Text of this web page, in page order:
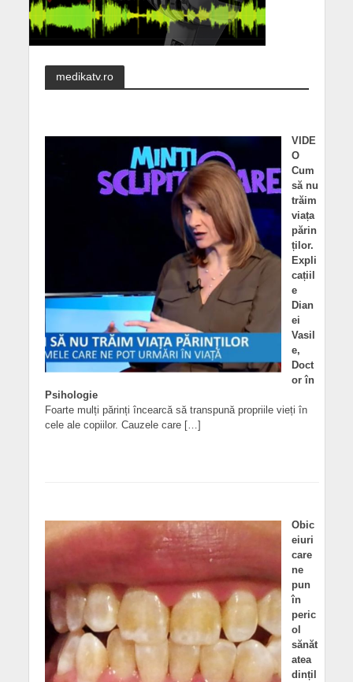
medikatv.ro
VIDE
O
Cum
să nu
trăim
viața
părin
ților.
Expli
cațiil
e
Dian
ei
Vasil
e,
Doct
or în
Psihologie
Foarte mulți părinți încearcă să transpună propriile vieți în
cele ale copiilor. Cauzele care […]
Obic
eiuri
care
ne
pun
în
peric
ol
sănăt
atea
dințil